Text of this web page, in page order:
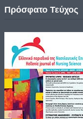
Πρόσφατο Τεύχος